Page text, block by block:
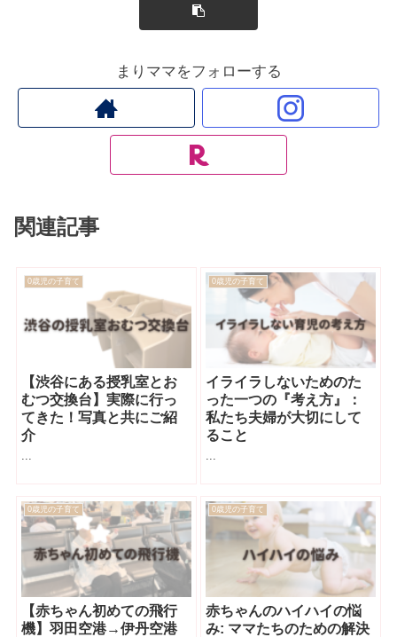
まりママをフォローする
関連記事
0歳児の子育て
【渋谷にある授乳室とお
むつ交換台】実際に行っ
てきた！写真と共にご紹
介
0歳児の子育て
イライラしないためのた
った一つの『考え方』：
私たち夫婦が大切にして
ること
0歳児の子育て
【赤ちゃん初めての飛行
機】羽田空港→伊丹空港
0歳児の子育て
赤ちゃんのハイハイの悩
み: ママたちのための解決